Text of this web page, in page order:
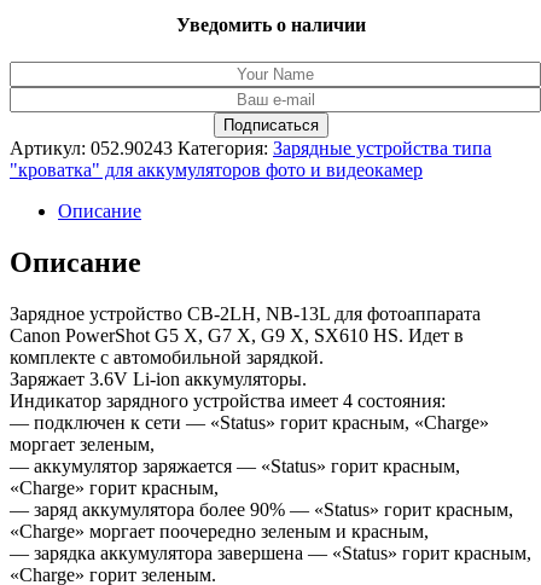
Уведомить о наличии
Артикул: 052.90243 Категория: Зарядные устройства типа
"кроватка" для аккумуляторов фото и видеокамер
Описание
Описание
Зарядное устройство CB-2LH, NB-13L для фотоаппарата
Canon PowerShot G5 X, G7 X, G9 X, SX610 HS. Идет в
комплекте с автомобильной зарядкой.
Заряжает 3.6V Li-ion аккумуляторы.
Индикатор зарядного устройства имеет 4 состояния:
— подключен к сети — «Status» горит красным, «Charge»
моргает зеленым,
— аккумулятор заряжается — «Status» горит красным,
«Charge» горит красным,
— заряд аккумулятора более 90% — «Status» горит красным,
«Charge» моргает поочередно зеленым и красным,
— зарядка аккумулятора завершена — «Status» горит красным,
«Charge» горит зеленым.